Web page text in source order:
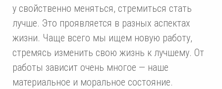
у свойственно меняться, стремиться стать
лучше. Это проявляется в разных аспектах
жизни. Чаще всего мы ищем новую работу,
стремясь изменить свою жизнь к лучшему. От
работы зависит очень многое — наше
материальное и моральное состояние.